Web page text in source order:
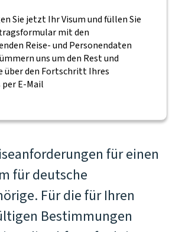
Sie jetzt Ihr Visum und füllen Sie
mit den
Reise- und Personendaten
uns um den Rest und
über den Fortschritt Ihres
E-Mail
für einen
für deutsche
Für die für Ihren
Bestimmungen